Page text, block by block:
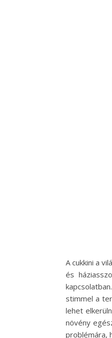
A cukkini a
és
stimmel a
lehet
növény
problémára,